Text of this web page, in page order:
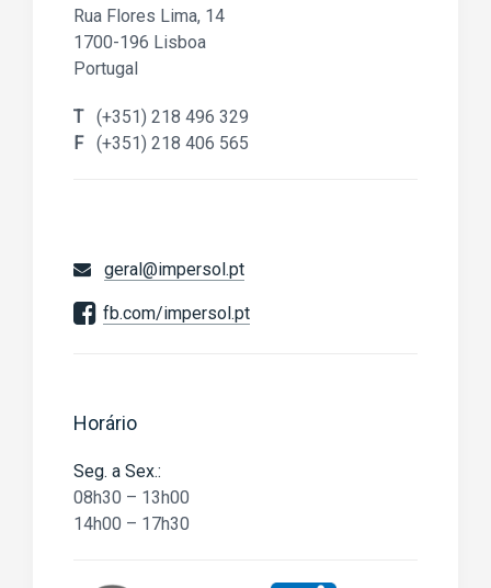
Rua Flores Lima, 14
1700-196 Lisboa
Portugal
T (+351) 218 496 329
F (+351) 218 406 565
geral@impersol.pt
fb.com/impersol.pt
Horário
Seg. a Sex.:
08h30 – 13h00
14h00 – 17h30